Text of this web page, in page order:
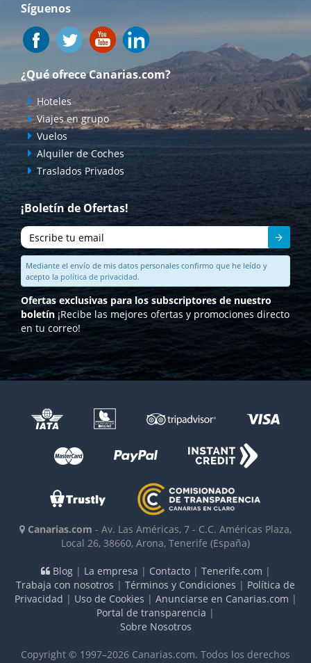
Síguenos
¿Qué ofrece Canarias.com?
Hoteles
Viajes en grupo
Vuelos
Alquiler de Coches
Traslados Privados
¡Boletín de Ofertas!
Mediante el envío de mis datos personales confirmo que he leído y
acepto la política de privacidad.
Ofertas exclusivas para los subscriptores de nuestro
boletín ¡Recibe las mejores ofertas y promociones directo
en tu correo!
Canarias.com - Av. Las Américas, 7 - C.C. Américas Plaza,
Local 26, 38660, Arona, Tenerife (España)
Blog| La empresa | Contacto| Tenerife.com |
Trabaja con nosotros | Términos y Condiciones | Política de
Privacidad | Uso de Cookies | Anunciarse en Canarias.com |
Portal de transparencia |
Sobre Nosotros
Copyright © 1997–2026 Canarias.com. Todos los derechos